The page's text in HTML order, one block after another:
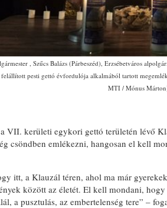
, Szűcs Balázs (Párbeszéd), Erzsébetváros
pesti gettó évfordulója alkalmából tartott
MTI / Mónus
VII. kerületi egykori gettó területén lévő
csöndben emlékezni, hangosan el kell
itt, a Klauzál téren, ahol ma már
között az életét. El kell mondani,
a pusztulás, az embertelenség tere” –